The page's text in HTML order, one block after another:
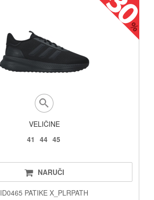
VELIČINE
41 44 45
NARUČI
ID0465 PATIKE X_PLRPATH